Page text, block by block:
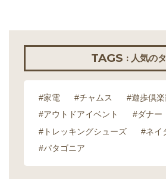
TAGS : 人気の
#家電 #チャムス #遊歩倶楽
#アウトドアイベント
#ダナー
#トレッキングシューズ
#ネイ
#パタゴニア